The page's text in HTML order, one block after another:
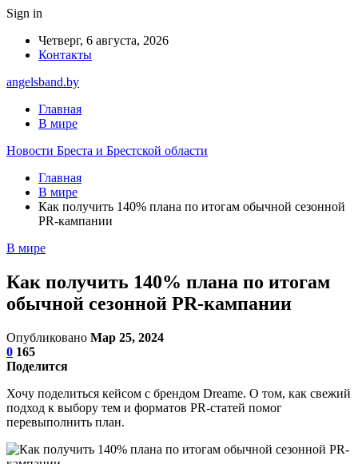
Sign in
Четверг, 6 августа, 2026
Контакты
angelsband.by
Главная
В мире
Новости Бреста и Брестской области
Главная
В мире
Как получить 140% плана по итогам обычной сезонной
PR-кампании
В мире
Как получить 140% плана по итогам
обычной сезонной PR-кампании
Опубликовано Мар 25, 2024
0 165
Поделится
Хочу поделиться кейсом с брендом Dreame. О том, как свежий
подход к выбору тем и форматов PR-статей помог
перевыполнить план.